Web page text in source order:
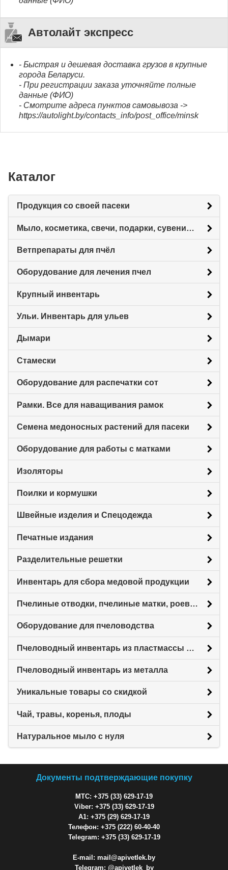
Автолайт экспресс
- Быстрая и дешевая доставка грузов в крупные
города Беларуси.
- При регистрации заказа уточняйте полные
данные (ФИО)
- Смотрите адреса пунктов самовывоза ->
https://autolight.by/contacts_info/post_office/minsk
Каталог
Продукция со своей пасеки
Мыло, косметика, свечи, подарки, сувениры.
Ветпрепараты для пчёл
Оборудование для лечения пчел
Крупный инвентарь
Ульи. Инвентарь для ульев
Дымари
Стамески
Оборудование для распечатки сот
Рамки. Все для наващивания рамок
Семена медоносных растений для пасеки
Оборудование для работы с матками
Изоляторы
Поилки и кормушки
Швейные изделия и Спецодежда
Печатные издания
Разделительные решетки
Инвентарь для сбора медовой продукции
Пчелиные отводки, пчелиные матки, роевни
Оборудование для пчеловодства
Пчеловодный инвентарь из пластмассы для пасеки
Пчеловодный инвентарь из металла
Уникальные товары со скидкой
Чай, травы, коренья, плоды
Натуральное мыло с нуля
Документы подтверждающие покупку
МТС: +375 (33) 629-17-19
Viber: +375 (33) 629-17-19
A1: +375 (29) 629-17-19
Телефон: +375 (222) 60-40-40
Telegram: +375 (33) 629-17-19
E-mail: mail@apivetlek.by
Telegram: @apivetlek_by